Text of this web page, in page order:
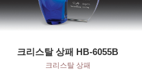
크리스탈 상패 HB-6055B
크리스탈 상패